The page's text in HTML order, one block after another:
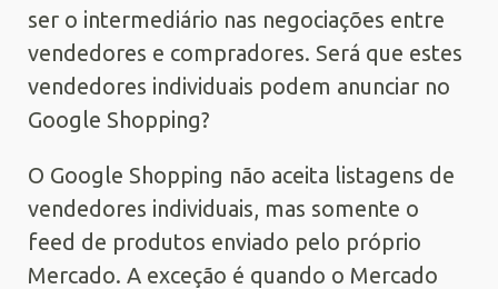
ser o intermediário nas negociações entre
vendedores e compradores. Será que estes
vendedores individuais podem anunciar no
Google Shopping?
O Google Shopping não aceita listagens de
vendedores individuais, mas somente o
feed de produtos enviado pelo próprio
Mercado. A exceção é quando o Mercado